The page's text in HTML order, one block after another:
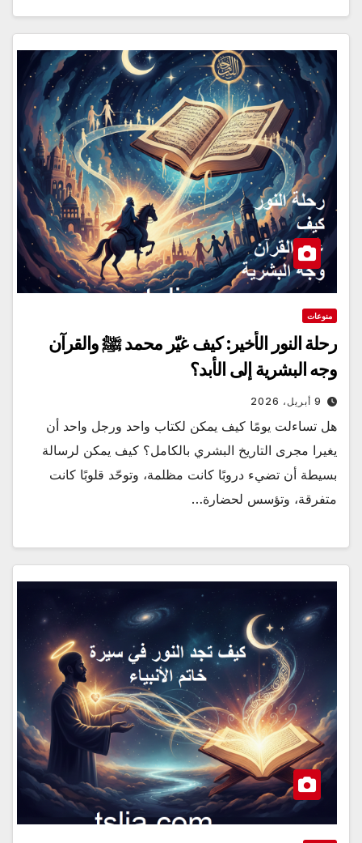
منوعات
رحلة النور الأخير: كيف غيّر محمد ﷺ والقرآن
وجه البشرية إلى الأبد؟
9 أبريل، 2026
هل تساءلت يومًا كيف يمكن لكتاب واحد ورجل واحد أن
يغيرا مجرى التاريخ البشري بالكامل؟ كيف يمكن لرسالة
بسيطة أن تضيء دروبًا كانت مظلمة، وتوحّد قلوبًا كانت
متفرقة، وتؤسس لحضارة…